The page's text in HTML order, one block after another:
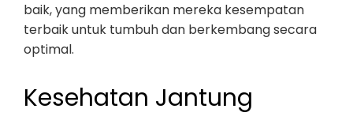
baik, yang memberikan mereka kesempatan
terbaik untuk tumbuh dan berkembang secara
optimal.
Kesehatan Jantung